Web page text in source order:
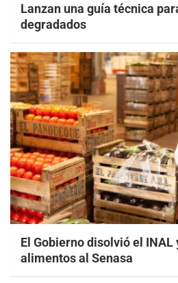
Lanzan una guía técnica
degradados
El Gobierno disolvió el INAL
alimentos al Senasa